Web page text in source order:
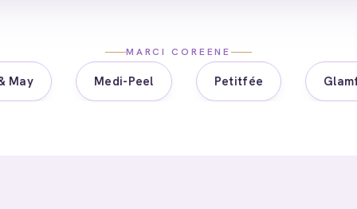
MARCI COREENE
Medi-Peel Petitfée Glamfox